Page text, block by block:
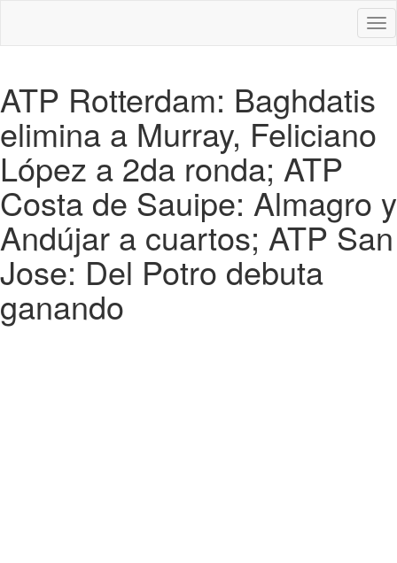
ATP Rotterdam: Baghdatis
elimina a Murray, Feliciano
López a 2da ronda; ATP
Costa de Sauipe: Almagro y
Andújar a cuartos; ATP San
Jose: Del Potro debuta
ganando